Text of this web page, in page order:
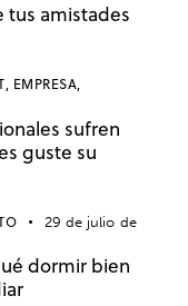
tus amistades
EMPRESA,
sufren
guste su
29 de julio de
dormir bien